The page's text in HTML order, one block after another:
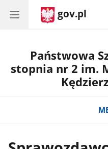
gov.pl
Państwowa
stopnia nr 2 im.